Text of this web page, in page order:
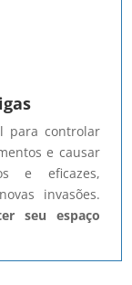
para controlar
e causar
e eficazes,
invasões.
seu espaço